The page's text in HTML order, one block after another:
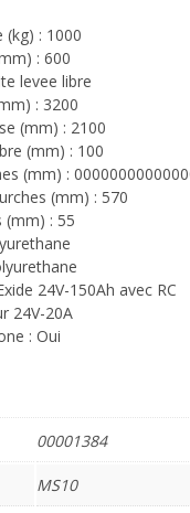
(kg) : 1000
: 600
levee libre
: 3200
(mm) : 2100
(mm) : 100
(mm) :
(mm) : 570
(mm) : 55
24V-150Ah avec RC
24V-20A
: Oui
00001384
MS10